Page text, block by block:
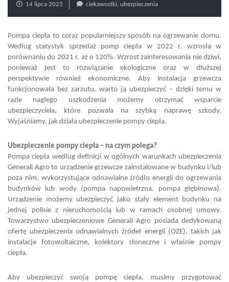
14 lipca 2023 ciekawostki, ubezpieczenia
Pompa ciepła to coraz popularniejszy sposób na ogrzewanie domu.
Według statystyk sprzedaż pomp ciepła w 2022 r. wzrosła w
porównaniu do 2021 r. aż o 120%. Wzrost zainteresowania nie dziwi,
ponieważ jest to rozwiązanie ekologiczne oraz w dłuższej
perspektywie również ekonomiczne. Aby instalacja grzewcza
funkcjonowała bez zarzutu, warto ją ubezpieczyć – dzięki temu w
razie nagłego uszkodzenia możemy otrzymać wsparcie
ubezpieczyciela, które pozwala na szybką naprawę szkody.
Wyjaśniamy, jak działa ubezpieczenie pompy ciepła.
Ubezpieczenie pompy ciepła – na czym polega?
Pompa ciepła według definicji w ogólnych warunkach ubezpieczenia
Generali Agro to urządzenie grzewcze zainstalowane w budynku i/lub
poza nim, wykorzystujące odnawialne źródło energii do ogrzewania
budynków lub wody (pompa napowietrzna, pompa głębinowa).
Urządzenie możemy ubezpieczyć jako stały element budynku na
jednej polisie z nieruchomością lub w ramach osobnej umowy.
Towarzystwo ubezpieczeniowe Generali Agro posiada dedykowaną
ofertę ubezpieczenia odnawialnych źródeł energii (OZE), takich jak
instalacje fotowoltaiczne, kolektory słoneczne i właśnie pompy
ciepła.
Aby ubezpieczyć swoją pompę ciepła, musimy przygotować